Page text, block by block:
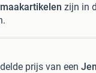
zijn in
prijs van een